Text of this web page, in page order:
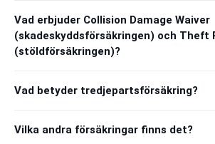
Vad erbjuder Collision Damage Waiver
(skadeskyddsförsäkringen) och Theft
(stöldförsäkringen)?
Vad betyder tredjepartsförsäkring?
Vilka andra försäkringar finns det?